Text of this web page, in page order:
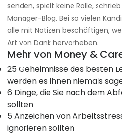
senden, spielt keine Rolle,
Manager-Blog. Bei so vielen
alle mit Notizen beschäftigen,
Art von Dank hervorheben.
Mehr von Money &
25 Geheimnisse des besten
werden es Ihnen niemals
6 Dinge, die Sie nach dem
sollten
5 Anzeichen von
ignorieren sollten